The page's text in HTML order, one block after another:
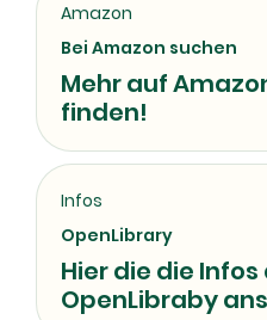
Amazon
Bei Amazon suchen
Mehr auf
finden!
Infos
OpenLibrary
Hier die die Infos
OpenLibraby